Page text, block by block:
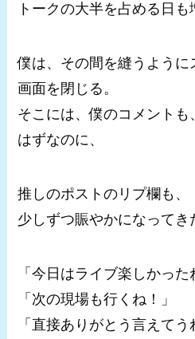
トークの大半を占める日も
僕は、その間を縫うように
画面を閉じる。
そこには、僕のコメントも
はずなのに、
推しのポストのリプ欄も、
少しずつ賑やかになってき
「今日はライブ楽しかった
「次の現場も行くね！」
「直接ありがとう言えてう